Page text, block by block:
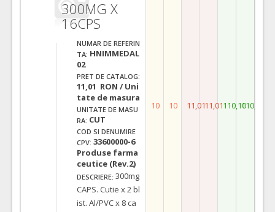
300MG X
16CPS
NUMAR DE REFERIN
TA: HNIMMEDAL
02
PRET DE CATALOG:
11,01 RON / Uni
tate de masura
UNITATE DE MASU
RA: CUT
COD SI DENUMIRE
CPV: 33600000-6
Produse farma
ceutice (Rev.2)
DESCRIERE: 300mg
CAPS. Cutie x 2 bl
ist. Al/PVC x 8 ca
10 10 11,0111,01110,10110,10